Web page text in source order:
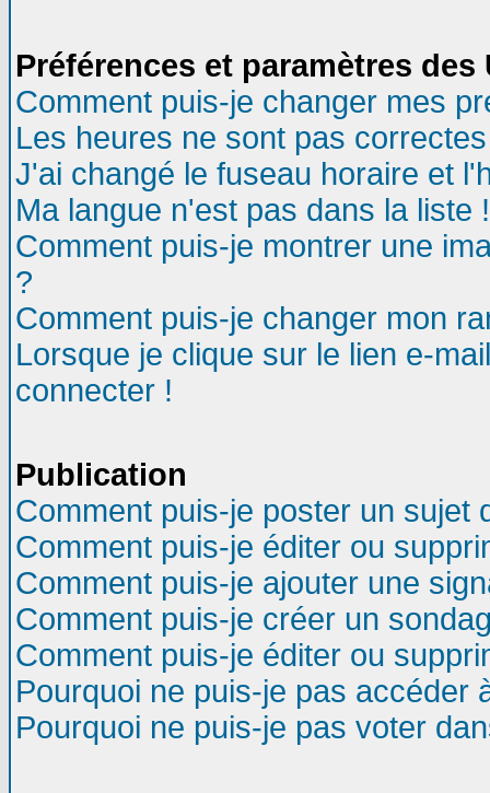
Préférences et paramètres
Comment puis-je changer mes
Les heures ne sont pas
J'ai changé le fuseau horaire et
Ma langue n'est pas dans la liste !
Comment puis-je montrer une
?
Comment puis-je changer mon
Lorsque je clique sur le lien e-
connecter !
Publication
Comment puis-je poster un sujet
Comment puis-je éditer ou
Comment puis-je ajouter une
Comment puis-je créer un
Comment puis-je éditer ou
Pourquoi ne puis-je pas accéder
Pourquoi ne puis-je pas voter